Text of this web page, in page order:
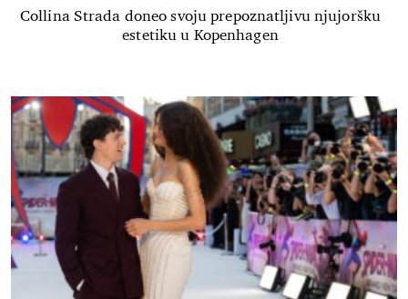
Collina Strada doneo svoju prepoznatljivu njujoršku
estetiku u Kopenhagen